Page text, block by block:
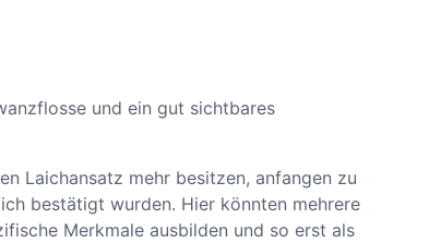
und ein gut sichtbares
Laichansatz mehr besitzen, anfangen zu
bestätigt wurden. Hier könnten mehrere
Merkmale ausbilden und so erst als